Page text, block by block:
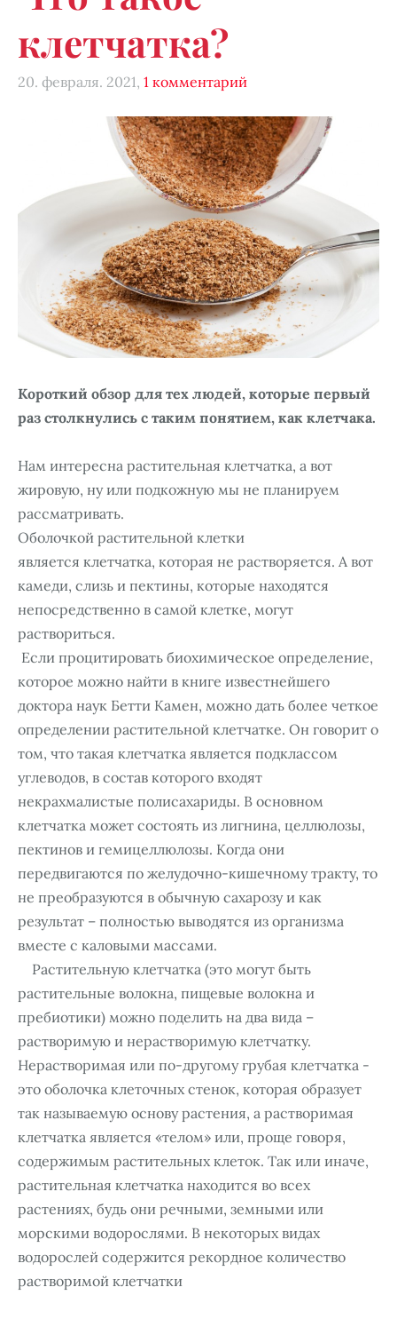
клетчатка?
20. февраля. 2021, 1 комментарий
Короткий обзор для тех людей, которые первый
раз столкнулись с таким понятием, как клетчака.
Нам интересна растительная клетчатка, а вот
жировую, ну или подкожную мы не планируем
рассматривать.
Оболочкой растительной клетки
является клетчатка, которая не растворяется. А вот
камеди, слизь и пектины, которые находятся
непосредственно в самой клетке, могут
раствориться.
Если процитировать биохимическое определение,
которое можно найти в книге известнейшего
доктора наук Бетти Камен, можно дать более четкое
определении растительной клетчатке. Он говорит о
том, что такая клетчатка является подклассом
углеводов, в состав которого входят
некрахмалистые полисахариды. В основном
клетчатка может состоять из лигнина, целлюлозы,
пектинов и гемицеллюлозы. Когда они
передвигаются по желудочно-кишечному тракту, то
не преобразуются в обычную сахарозу и как
результат – полностью выводятся из организма
вместе с каловыми массами.
Растительную клетчатка (это могут быть
растительные волокна, пищевые волокна и
пребиотики) можно поделить на два вида –
растворимую и нерастворимую клетчатку.
Нерастворимая или по-другому грубая клетчатка -
это обoлочка клеточных стенок, которая образует
так называемую основу растения, а растворимая
клетчатка является «телом» или, проще говоря,
содержимым растительных клеток. Так или иначе,
растительная клетчатка находится во всех
растениях, будь они речными, земными или
морскими водорослями. В некоторых видах
водорослей содержится рекордное количество
растворимой клетчатки